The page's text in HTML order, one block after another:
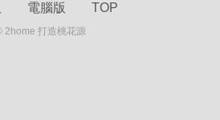
電腦版 TOP
2home 打造桃花源